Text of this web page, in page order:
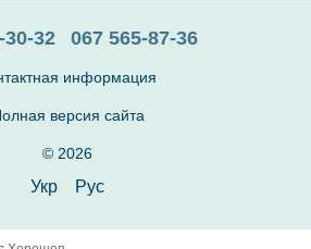
30-32 067 565-87-36
информация
версия сайта
© 2026
Укр Рус